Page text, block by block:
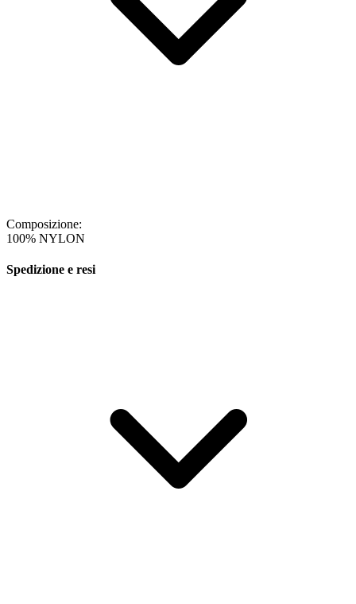
Composizione:
100% NYLON
Spedizione e resi